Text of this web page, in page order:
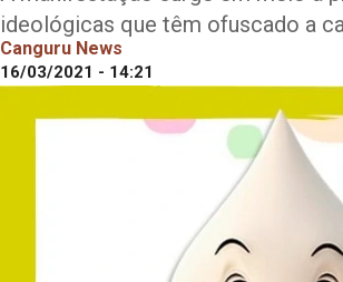
ideológicas que têm ofuscado a
Canguru News
16/03/2021 - 14:21